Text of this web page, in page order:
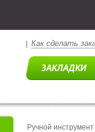
Как сделать
Ручной инструмент